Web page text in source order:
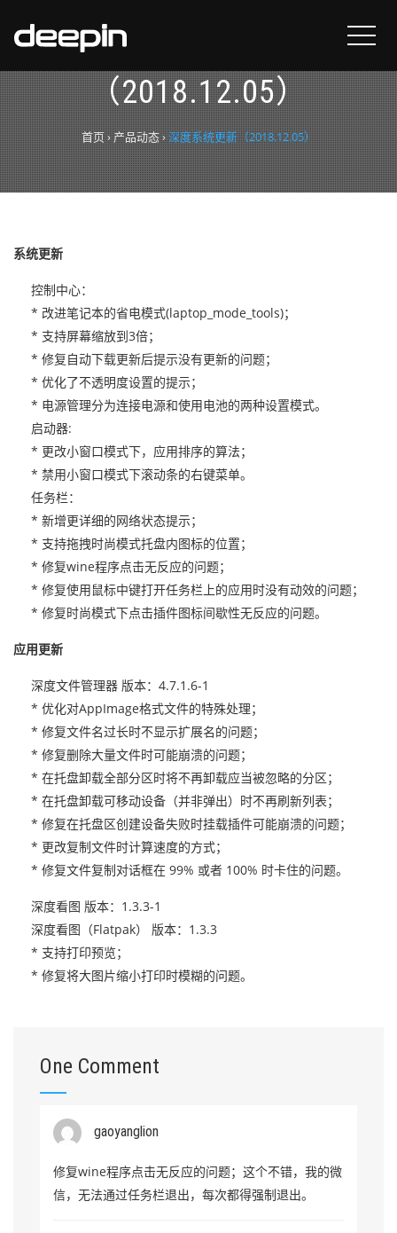
深度系统更新
（2018.12.05）
首页 ›产品动态›深度系统更新（2018.12.05）
系统更新
控制中心：
* 改进笔记本的省电模式(laptop_mode_tools)；
* 支持屏幕缩放到3倍；
* 修复自动下载更新后提示没有更新的问题；
* 优化了不透明度设置的提示；
* 电源管理分为连接电源和使用电池的两种设置模式。
启动器:
* 更改小窗口模式下，应用排序的算法；
* 禁用小窗口模式下滚动条的右键菜单。
任务栏：
* 新增更详细的网络状态提示；
* 支持拖拽时尚模式托盘内图标的位置；
* 修复wine程序点击无反应的问题；
* 修复使用鼠标中键打开任务栏上的应用时没有动效的问题；
* 修复时尚模式下点击插件图标间歇性无反应的问题。
应用更新
深度文件管理器 版本：4.7.1.6-1
* 优化对AppImage格式文件的特殊处理；
* 修复文件名过长时不显示扩展名的问题；
* 修复删除大量文件时可能崩溃的问题；
* 在托盘卸载全部分区时将不再卸载应当被忽略的分区；
* 在托盘卸载可移动设备（并非弹出）时不再刷新列表；
* 修复在托盘区创建设备失败时挂载插件可能崩溃的问题；
* 更改复制文件时计算速度的方式；
* 修复文件复制对话框在 99% 或者 100% 时卡住的问题。
深度看图 版本：1.3.3-1
深度看图（Flatpak） 版本：1.3.3
* 支持打印预览；
* 修复将大图片缩小打印时模糊的问题。
One Comment
gaoyanglion
修复wine程序点击无反应的问题；这个不错，我的微
信，无法通过任务栏退出，每次都得强制退出。